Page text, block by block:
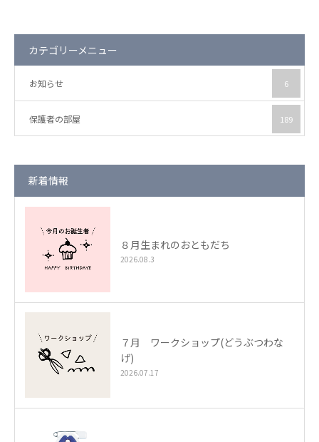
カテゴリーメニュー
お知らせ 6
保護者の部屋 189
新着情報
８月生まれのおともだち
2026.08.3
７月 ワークショップ(どうぶつわな
げ)
2026.07.17